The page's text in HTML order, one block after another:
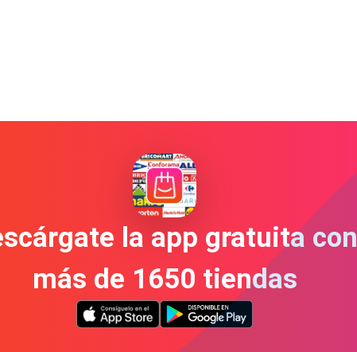
la app gratuita con
más de 1650 tiendas